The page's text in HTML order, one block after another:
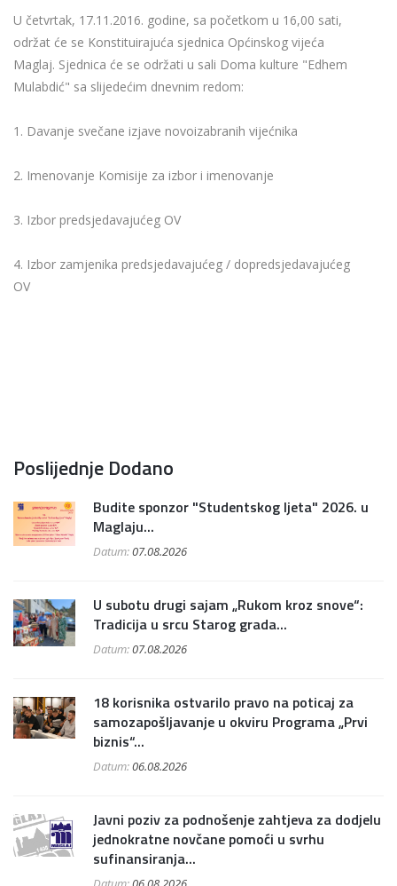
U četvrtak, 17.11.2016. godine, sa početkom u 16,00 sati,
održat će se Konstituirajuća sjednica Općinskog vijeća
Maglaj. Sjednica će se održati u sali Doma kulture "Edhem
Mulabdić" sa slijedećim dnevnim redom:
1. Davanje svečane izjave novoizabranih vijećnika
2. Imenovanje Komisije za izbor i imenovanje
3. Izbor predsjedavajućeg OV
4. Izbor zamjenika predsjedavajućeg / dopredsjedavajućeg
OV
Poslijednje Dodano
Budite sponzor "Studentskog ljeta" 2026. u
Maglaju...
Datum:07.08.2026
U subotu drugi sajam „Rukom kroz snove“:
Tradicija u srcu Starog grada...
Datum:07.08.2026
18 korisnika ostvarilo pravo na poticaj za
samozapošljavanje u okviru Programa „Prvi
biznis“...
Datum:06.08.2026
Javni poziv za podnošenje zahtjeva za dodjelu
jednokratne novčane pomoći u svrhu
sufinansiranja...